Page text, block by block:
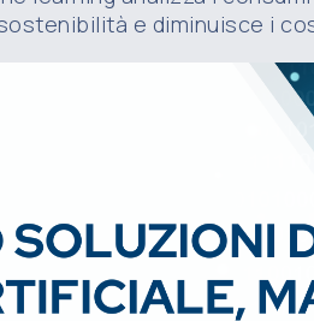
e diminuisce i